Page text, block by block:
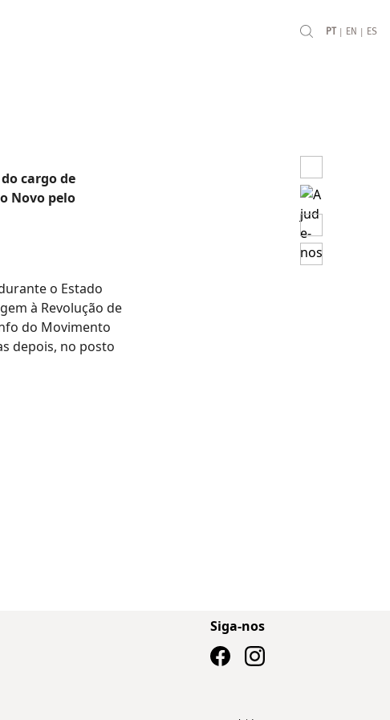
PT | EN | ES
cargo de
Novo pelo
o Estado
à Revolução de
do Movimento
depois, no posto
Siga-nos